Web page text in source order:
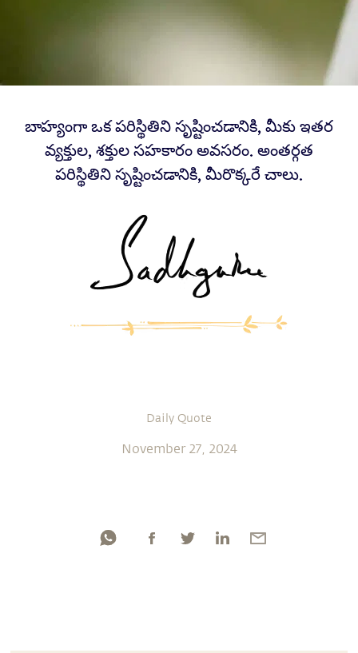
బాహ్యంగా ఒక పరిస్థితిని సృష్టించడానికి, మీకు ఇతర
వ్యక్తుల, శక్తుల సహకారం అవసరం. అంతర్గత
పరిస్థితిని సృష్టించడానికి, మీరొక్కరే చాలు.
Daily Quote
November 27, 2024